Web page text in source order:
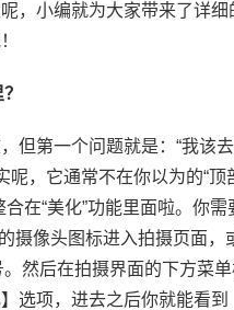
，小编就为大家带来了详细
但第一个问题就是：“我该
呢，它通常不在你以为的“顶
在“美化”功能里面啦。你需
摄像头图标进入拍摄页面，
。然后在拍摄界面的下方菜
选项，进去之后你就能看到